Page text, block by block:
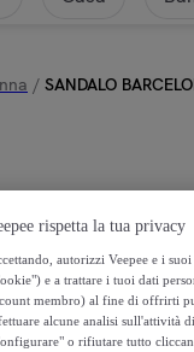
/ SANDALO
rispetta la tua privacy
autorizzi Veepee e i
e a trattare i tuoi dati
membro) al fine di offrirti
alcune analisi sull'attività
o rifiutare tutto